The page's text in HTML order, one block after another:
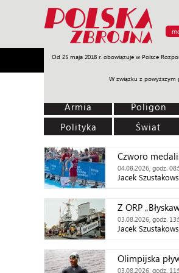
Od 25 maja 2018 r. obowiązuje w Polsce
W związku z powyższym
Armia Poligon Sprzęt
Armia Poligon
Polityka
Świat
Czworo
04.08.2026, godz.
Jacek
Z ORP
03.08.2026, godz.
Jacek
Olimpijska
03.08.2026, godz.